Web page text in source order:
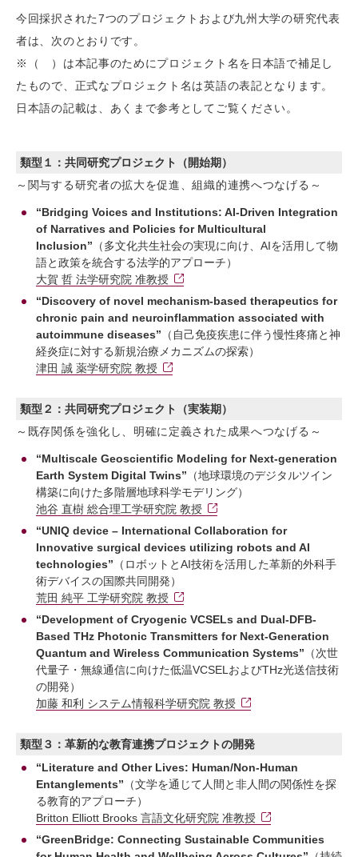
今回採択された7つのプロジェクトおよび九州大学の研究代表
者は、次のとおりです。
※（ ）は本記事のためにプロジェクト名を日本語で補足し
たもので、正式なプロジェクト名は英語の表記となります。
日本語の記載は、あくまで参考としてご覧ください。
類型１：共同研究プロジェクト（開始期）
～関与する研究者の拡大を促進、組織的連携へつなげる～
“Bridging Voices and Institutions: AI-Driven Integration
of Narratives and Policies for Multicultural
Inclusion” （多文化共生社会の実現に向け、AIを活用して物
語と政策を統合する法学的アプローチ）
大賀 哲 法学研究院 准教授
“Discovery of novel mechanism-based therapeutics for
chronic pain and neuroinflammation associated with
autoimmune diseases” （自己免疫疾患に伴う慢性疼痛と神
経炎症に対する新規治療メカニズムの探索）
津田 誠 薬学研究院 教授
類型２：共同研究プロジェクト（実装期）
～既存関係を強化し、明確に定義された成果へつなげる～
“Multiscale Geoscientific Modeling for Next-generation
Earth System Digital Twins” （地球環境のデジタルツイン
構築に向けた多階層地球科学モデリング）
池谷 直樹 総合理工学研究院 教授
“UNIQ device – International Collaboration for
Innovative surgical devices utilizing robots and AI
technologies” （ロボットとAI技術を活用した革新的外科手
術デバイスの国際共同開発）
荒田 純平 工学研究院 教授
“Development of Cryogenic VCSELs and Dual-DFB-
Based THz Photonic Transmitters for Next-Generation
Quantum and Wireless Communication Systems” （次世
代量子・無線通信に向けた低温VCSELおよびTHz光送信技術
の開発）
加藤 和利 システム情報科学研究院 教授
類型３：革新的な教育連携プロジェクトの開発
“Literature and Other Lives: Human/Non-Human
Entanglements” （文学を通じて人間と非人間の関係性を探
る教育的アプローチ）
Britton Elliott Brooks 言語文化研究院 准教授
“GreenBridge: Connecting Sustainable Communities